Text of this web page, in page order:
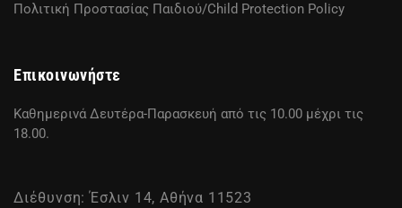
Πολιτική Προστασίας Παιδιού/Child Protection Policy
Επικοινωνήστε
Καθημερινά Δευτέρα-Παρασκευή από τις 10.00 μέχρι τις
18.00.
Διέθυνση: Έσλιν 14, Αθήνα 11523